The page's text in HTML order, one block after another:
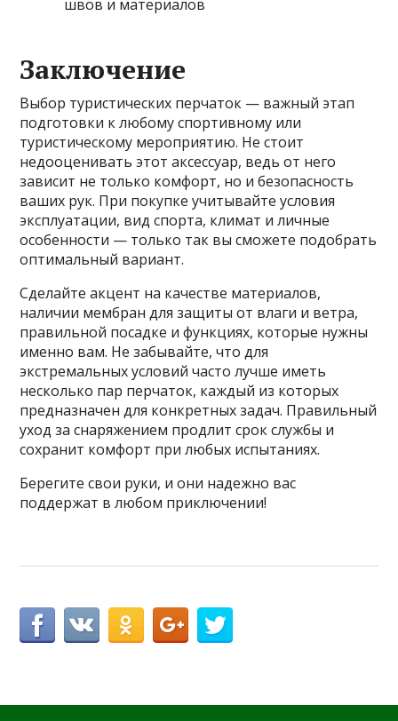
швов и материалов
Заключение
Выбор туристических перчаток — важный этап
подготовки к любому спортивному или
туристическому мероприятию. Не стоит
недооценивать этот аксессуар, ведь от него
зависит не только комфорт, но и безопасность
ваших рук. При покупке учитывайте условия
эксплуатации, вид спорта, климат и личные
особенности — только так вы сможете подобрать
оптимальный вариант.
Сделайте акцент на качестве материалов,
наличии мембран для защиты от влаги и ветра,
правильной посадке и функциях, которые нужны
именно вам. Не забывайте, что для
экстремальных условий часто лучше иметь
несколько пар перчаток, каждый из которых
предназначен для конкретных задач. Правильный
уход за снаряжением продлит срок службы и
сохранит комфорт при любых испытаниях.
Берегите свои руки, и они надежно вас
поддержат в любом приключении!